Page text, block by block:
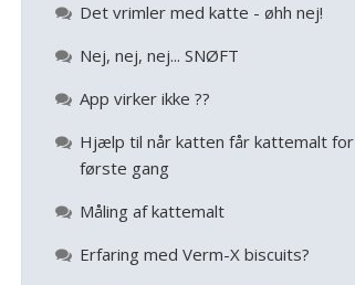
Det vrimler med katte - øhh nej!
Nej, nej, nej... SNØFT
App virker ikke ??
Hjælp til når katten får kattemalt for
første gang
Måling af kattemalt
Erfaring med Verm-X biscuits?